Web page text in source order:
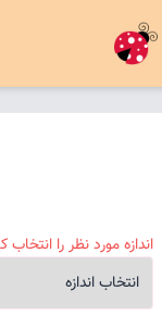
اندازه مورد نظر را انتخاب